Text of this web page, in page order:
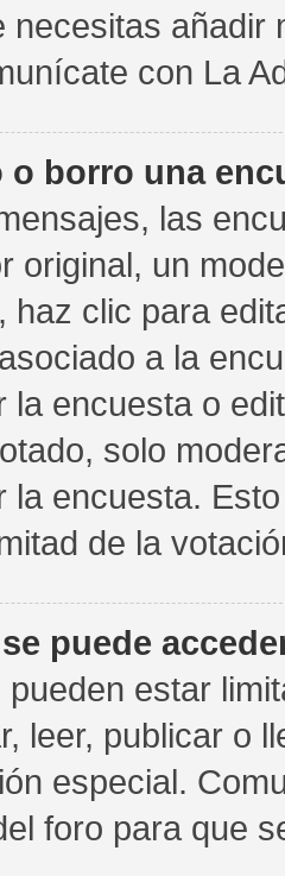
necesitas añadir
con La
o borro una
las
original, un
haz clic para
a la
la encuesta o
solo
la encuesta.
de la
puede
estar
leer, publicar o
especial.
foro para que